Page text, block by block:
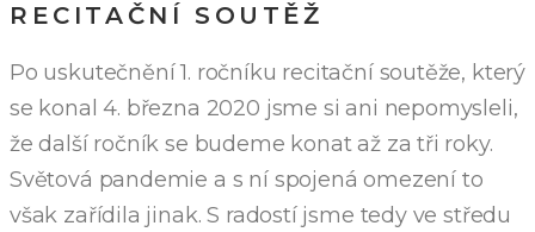
RECITAČNÍ SOUTĚŽ
Po uskutečnění 1. ročníku recitační soutěže, který
se konal 4. března 2020 jsme si ani nepomysleli,
že další ročník se budeme konat až za tři roky.
Světová pandemie a s ní spojená omezení to
však zařídila jinak. S radostí jsme tedy ve středu